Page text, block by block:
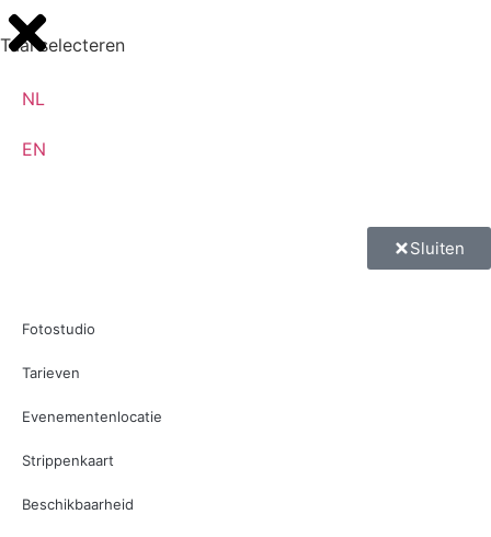
Taal selecteren
NL
EN
Sluiten
Fotostudio
Tarieven
Evenementenlocatie
Strippenkaart
Beschikbaarheid